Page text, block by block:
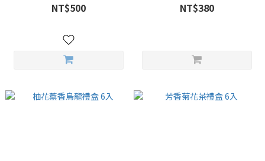
NT$500 NT$380